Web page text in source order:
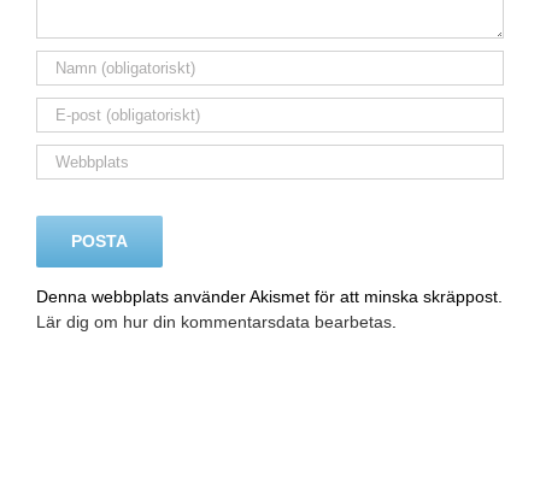
Denna webbplats använder Akismet för att minska skräppost.
Lär dig om hur din kommentarsdata bearbetas